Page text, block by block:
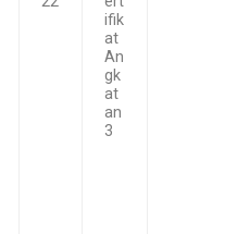
ifik
at
An
gk
at
an
3